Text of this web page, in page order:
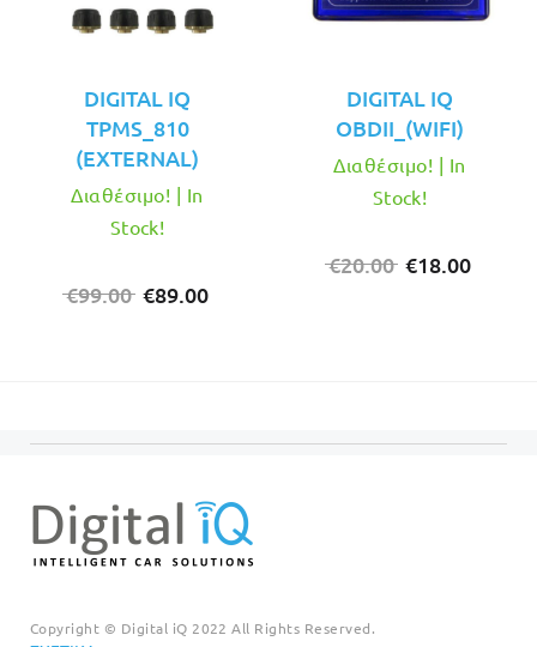
DIGITAL IQ
TPMS_810
(EXTERNAL)
€99.00 Original
€89.00
Διαθέσιμο! | In
Stock!
DIGITAL IQ
OBDII_(WIFI)
€20.00 Original
€18.00
Διαθέσιμο! | In
Stock!
Copyright © Digital iQ 2022 All Rights Reserved.